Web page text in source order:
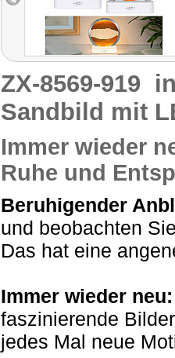
ZX-8569-919
Sandbild mit
Immer wieder
Ruhe und
Beruhigender
und beobachten
Das hat eine
Immer wieder neu:
faszinierende
jedes Mal neue